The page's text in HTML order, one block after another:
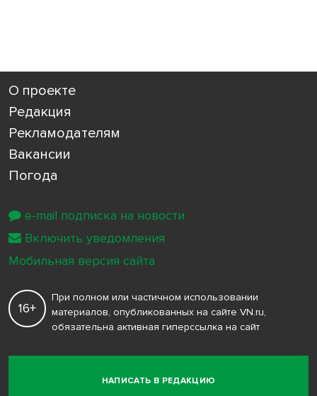
О проекте
Редакция
Рекламодателям
Вакансии
Погода
НАПИСАТЬ В РЕДАКЦИЮ
16+
При полном или частичном использовании
материалов, опубликованных на сайте VN.ru,
обязательна активная гиперссылка на сайт
e-mail подписка на новости
Включить уведомления
Мобильная версия сайта